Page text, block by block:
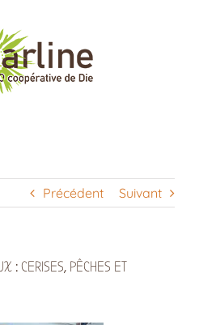
Précédent Suivant
: CERISES, PÊCHES ET